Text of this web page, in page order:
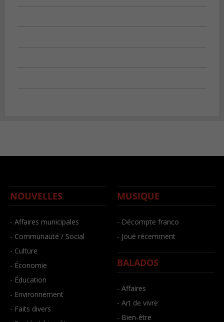
NOUVELLES
- Affaires municipales
- Communauté / Social
- Culture
- Économie
- Éducation
- Environnement
- Faits divers
MUSIQUE
- Décompte franco
- Joué récemment
BALADOS
- Affaires
- Art de vivre
- Bien-être